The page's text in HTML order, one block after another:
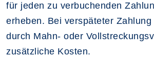
für jeden zu verbuchenden
erheben. Bei verspäteter Zahlung
durch Mahn- oder
zusätzliche Kosten.